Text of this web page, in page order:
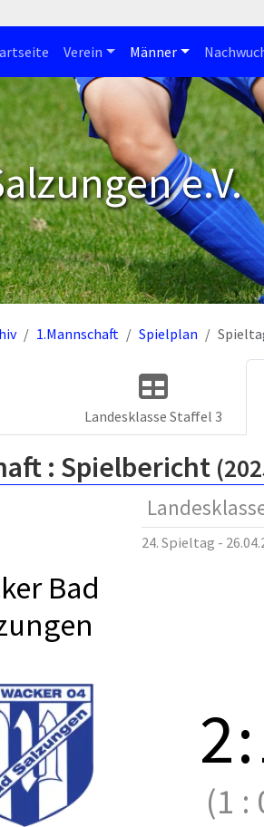
Verein Männer
e.V.
1.Mannschaft Spielplan
Landesklasse Staffel 3
: Spielbericht
24. Spieltag -
Bad
2:
(1 :